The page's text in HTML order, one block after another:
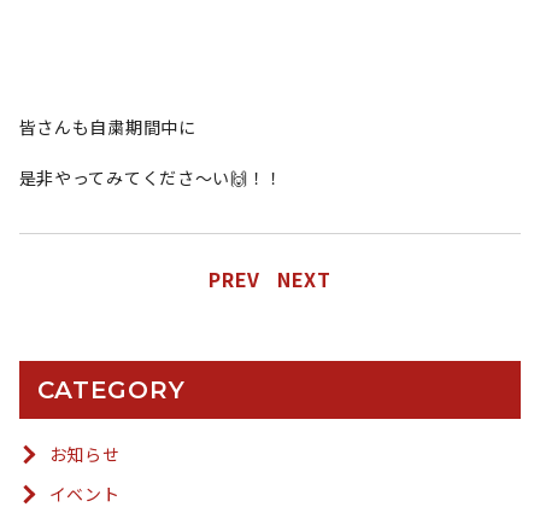
皆さんも自粛期間中に
是非やってみてくださ〜い🙌！！
PREV NEXT
CATEGORY
お知らせ
イベント